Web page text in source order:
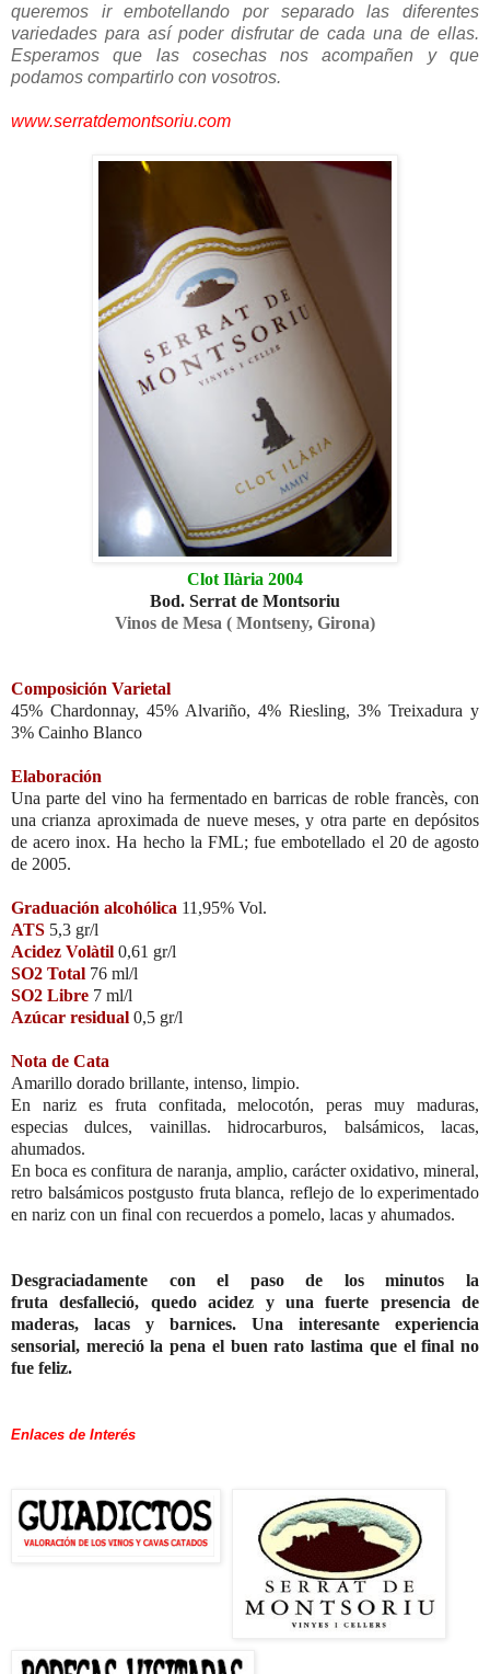
queremos ir embotellando por separado las diferentes
variedades para así poder disfrutar de cada una de ellas.
Esperamos que las cosechas nos acompañen y que
podamos compartirlo con vosotros.
www.serratdemontsoriu.com
Clot Ilària 2004
Bod. Serrat de Montsoriu
Vinos de Mesa ( Montseny, Girona)
Composición Varietal
45% Chardonnay, 45% Alvariño, 4% Riesling, 3% Treixadura y
3% Cainho Blanco
Elaboración
Una parte del vino ha fermentado en barricas de roble francès, con
una crianza aproximada de nueve meses, y otra parte en depósitos
de acero inox. Ha hecho la FML; fue embotellado el 20 de agosto
de 2005.
Graduación alcohólica 11,95% Vol.
ATS 5,3 gr/l
Acidez Volàtil 0,61 gr/l
SO2 Total 76 ml/l
SO2 Libre 7 ml/l
Azúcar residual 0,5 gr/l
Nota de Cata
Amarillo dorado brillante, intenso, limpio.
En nariz es fruta confitada, melocotón, peras muy maduras,
especias dulces, vainillas. hidrocarburos, balsámicos, lacas,
ahumados.
En boca es confitura de naranja, amplio, carácter oxidativo, mineral,
retro balsámicos postgusto fruta blanca, reflejo de lo experimentado
en nariz con un final con recuerdos a pomelo, lacas y ahumados.
Desgraciadamente con el paso de los minutos la
fruta desfalleció, quedo acidez y una fuerte presencia de
maderas, lacas y barnices. Una interesante experiencia
sensorial, mereció la pena el buen rato lastima que el final no
fue feliz.
Enlaces de Interés